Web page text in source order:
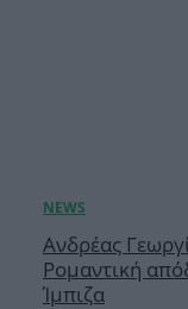
Ανδρέας
Ρομαντική
Ίμπιζα